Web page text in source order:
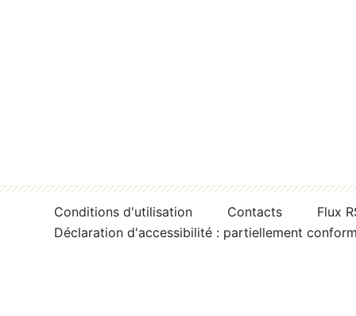
Conditions d'utilisation Contacts
Flux
Déclaration d'accessibilité : partiellement